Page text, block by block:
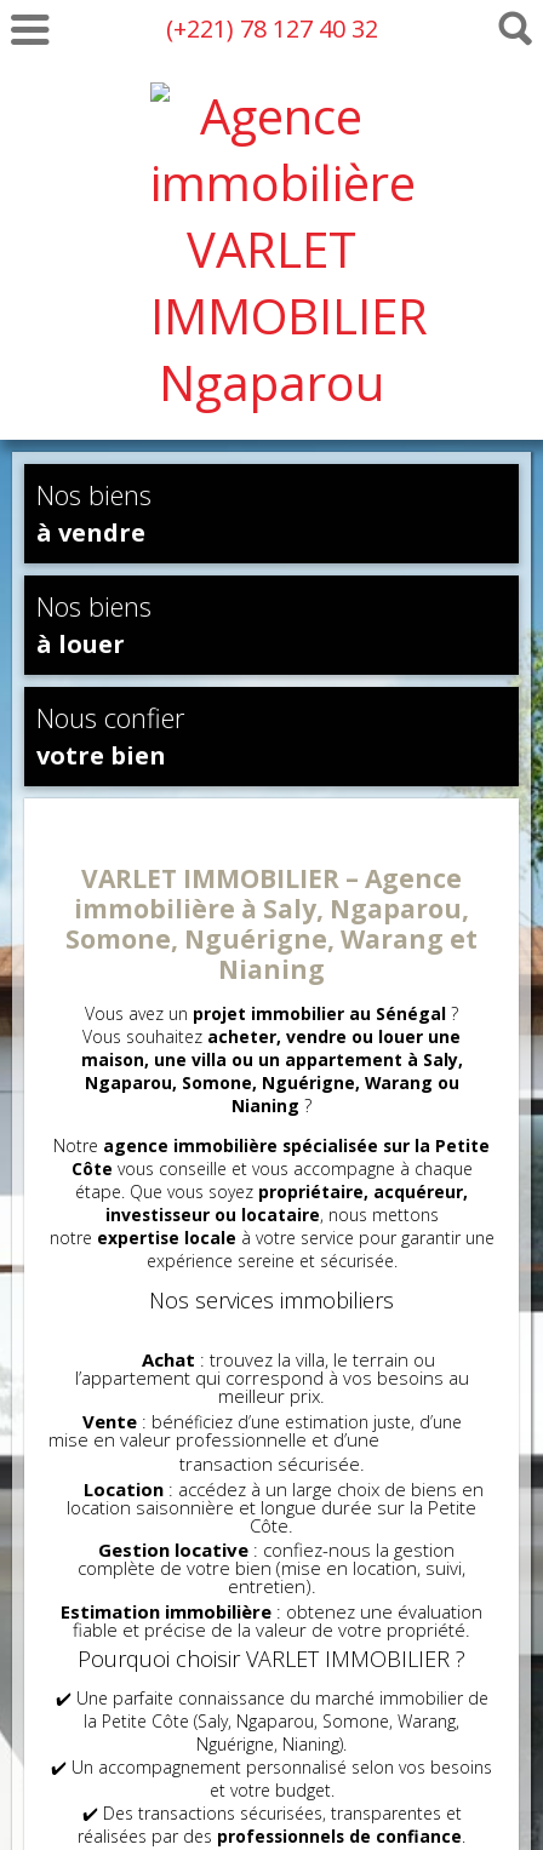
(+221) 78 127 40 32
Nos biens
à vendre
Nos biens
à louer
Nous confier
votre bien
VARLET IMMOBILIER – Agence
immobilière à Saly, Ngaparou,
Somone, Nguérigne, Warang et
Nianing
Vous avez un projet immobilier au Sénégal ?
Vous souhaitez acheter, vendre ou louer une
maison, une villa ou un appartement à Saly,
Ngaparou, Somone, Nguérigne, Warang ou
Nianing ?
Notre agence immobilière spécialisée sur la Petite
Côte vous conseille et vous accompagne à chaque
étape. Que vous soyez propriétaire, acquéreur,
investisseur ou locataire, nous mettons
notre expertise locale à votre service pour garantir une
expérience sereine et sécurisée.
Nos services immobiliers
Achat : trouvez la villa, le terrain ou
l’appartement qui correspond à vos besoins au
meilleur prix.
Vente : bénéficiez d’une estimation juste, d’une
mise en valeur professionnelle et d’une
transaction sécurisée.
Location : accédez à un large choix de biens en
location saisonnière et longue durée sur la Petite
Côte.
Gestion locative : confiez-nous la gestion
complète de votre bien (mise en location, suivi,
entretien).
Estimation immobilière : obtenez une évaluation
fiable et précise de la valeur de votre propriété.
Pourquoi choisir VARLET IMMOBILIER ?
✔️ Une parfaite connaissance du marché immobilier de
la Petite Côte (Saly, Ngaparou, Somone, Warang,
Nguérigne, Nianing).
✔️ Un accompagnement personnalisé selon vos besoins
et votre budget.
✔️ Des transactions sécurisées, transparentes et
réalisées par des professionnels de confiance.